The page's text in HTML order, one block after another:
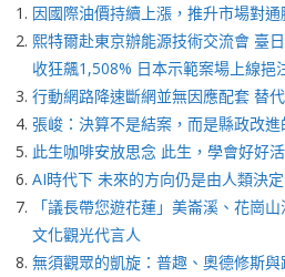
因國際油價持續上漲，推升市場對通
熙特爾赴東京辦能源技術交流會 臺
收狂飆1,508% 日本示範案場上線挹
行動網路降速斷網並無因應配套 替
張峻：決算不是結案，而是縣政改進
此生咖啡安放思念 此生，學會好好
AI時代下 未來的方向仍是由人類決定
「議長帶您遊花蓮」美崙溪、花崗
文化觀光代言人
無須觀眾的凱旋：普趣、奧德修斯